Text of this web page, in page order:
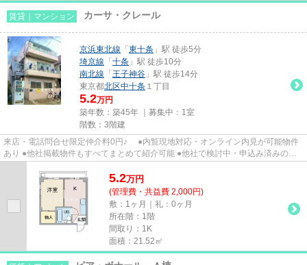
賃貸｜マンション カーサ・クレール
京浜東北線 「 東十条 」駅 徒歩5分
埼京線 「 十条 」駅 徒歩10分
南北線 「 王子神谷 」駅 徒歩14分
東京都北区中十条 １丁目
5.2万円
築年数：築45年 ｜募集中： 1室
階数：3階建
来店・電話問合せ限定仲介料0円♪ ●内覧現地対応・オンライン内見が可能物件
あり ●他社掲載物件もすべてまとめて紹介可能 ●他社で検討中・申込み済みのお
5.2万円
(管理費・共益費 2,000円)
敷：1ヶ月｜礼：0ヶ月
所在階：1階
間取り：1K
面積：21.52㎡